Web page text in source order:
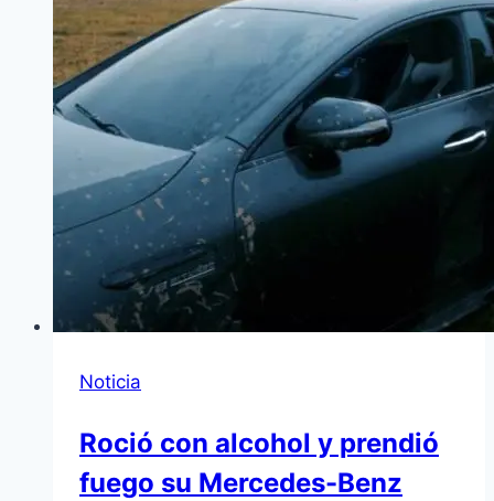
Noticia
Roció con alcohol y prendió
fuego su Mercedes-Benz